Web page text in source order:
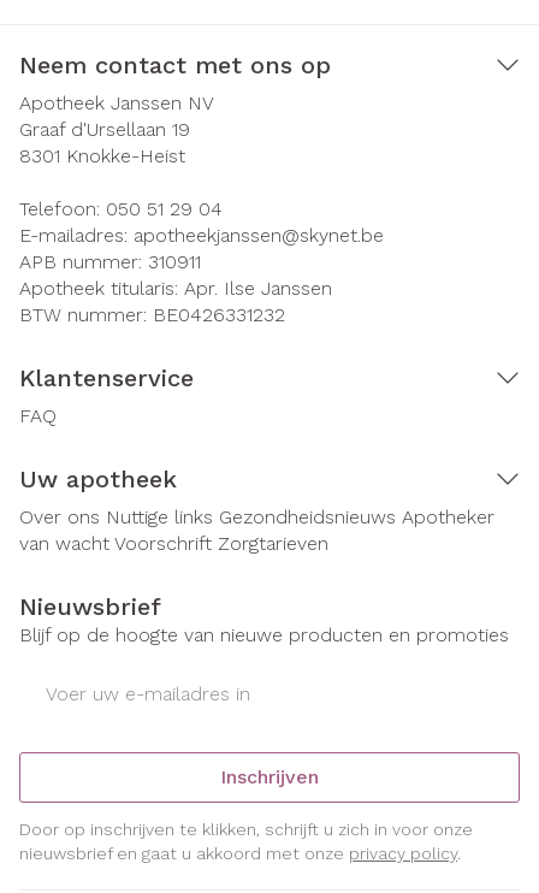
Neem contact met ons op
Apotheek Janssen NV
Graaf d'Ursellaan 19
8301 Knokke-Heist
Telefoon: 050 51 29 04
E-mailadres: apotheekjanssen@skynet.be
APB nummer: 310911
Apotheek titularis: Apr. Ilse Janssen
BTW nummer: BE0426331232
Klantenservice
FAQ
Uw apotheek
Over ons Nuttige links Gezondheidsnieuws Apotheker
van wacht Voorschrift Zorgtarieven
Nieuwsbrief
Blijf op de hoogte van nieuwe producten en promoties
Inschrijven
Door op inschrijven te klikken, schrijft u zich in voor onze
nieuwsbrief en gaat u akkoord met onze privacy policy.